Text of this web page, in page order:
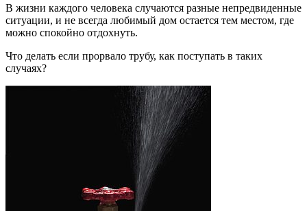
В жизни каждого человека случаются разные непредвиденные
ситуации, и не всегда любимый дом остается тем местом, где
можно спокойно отдохнуть.
Что делать если прорвало трубу, как поступать в таких
случаях?